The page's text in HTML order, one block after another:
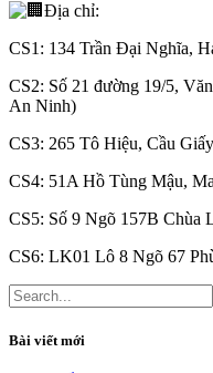
Địa chỉ:
CS1: 134 Trần Đại Nghĩa,
CS2: Số 21 đường 19/5,
An Ninh)
CS3: 265 Tô Hiệu, Cầu Giấy
CS4: 51A Hồ Tùng Mậu,
CS5: Số 9 Ngõ 157B Chùa
CS6: LK01 Lô 8 Ngõ 67
Bài viết mới